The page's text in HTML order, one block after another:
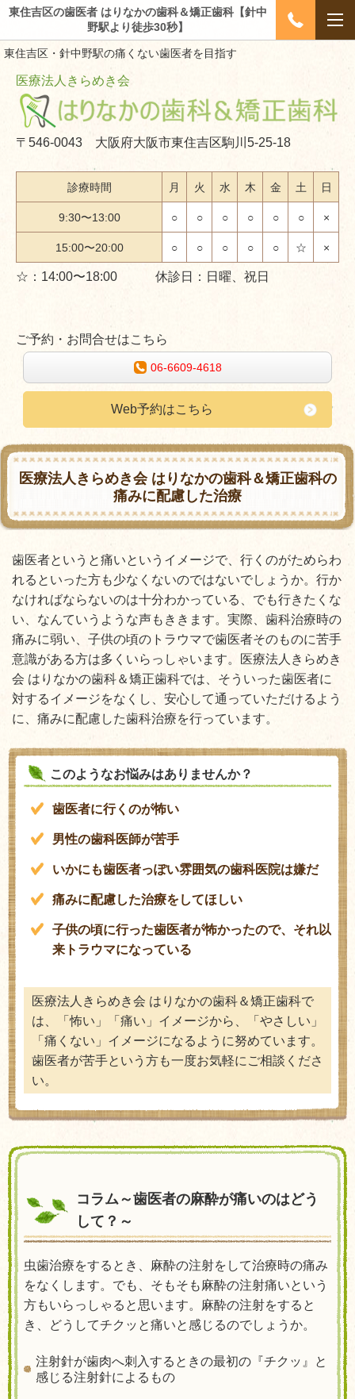
東住吉区の歯医者 はりなかの歯科＆矯正歯科【針中
野駅より徒歩30秒】
東住吉区・針中野駅の痛くない歯医者を目指す
医療法人きらめき会
〒546-0043 大阪府大阪市東住吉区駒川5-25-18
診療時間 月 火 水 木 金 土 日
9:30〜13:00 ○ ○ ○ ○ ○ ○ ×
15:00〜20:00 ○ ○ ○ ○ ○ ☆ ×
☆：14:00〜18:00 休診日：日曜、祝日
ご予約・お問合せはこちら
06-6609-4618
Web予約はこちら
医療法人きらめき会 はりなかの歯科＆矯正歯科の
痛みに配慮した治療
歯医者というと痛いというイメージで、行くのがためらわ
れるといった方も少なくないのではないでしょうか。行か
なければならないのは十分わかっている、でも行きたくな
い、なんていうような声もききます。実際、歯科治療時の
痛みに弱い、子供の頃のトラウマで歯医者そのものに苦手
意識がある方は多くいらっしゃいます。医療法人きらめき
会 はりなかの歯科＆矯正歯科では、そういった歯医者に
対するイメージをなくし、安心して通っていただけるよう
に、痛みに配慮した歯科治療を行っています。
このようなお悩みはありませんか？
歯医者に行くのが怖い
男性の歯科医師が苦手
いかにも歯医者っぽい雰囲気の歯科医院は嫌だ
痛みに配慮した治療をしてほしい
子供の頃に行った歯医者が怖かったので、それ以
来トラウマになっている
医療法人きらめき会 はりなかの歯科＆矯正歯科で
は、「怖い」「痛い」イメージから、「やさしい」
「痛くない」イメージになるように努めています。
歯医者が苦手という方も一度お気軽にご相談くださ
い。
コラム～歯医者の麻酔が痛いのはどう
して？～
虫歯治療をするとき、麻酔の注射をして治療時の痛み
をなくします。でも、そもそも麻酔の注射痛いという
方もいらっしゃると思います。麻酔の注射をすると
き、どうしてチクッと痛いと感じるのでしょうか。
注射針が歯肉へ刺入するときの最初の『チクッ』と
感じる注射針によるもの